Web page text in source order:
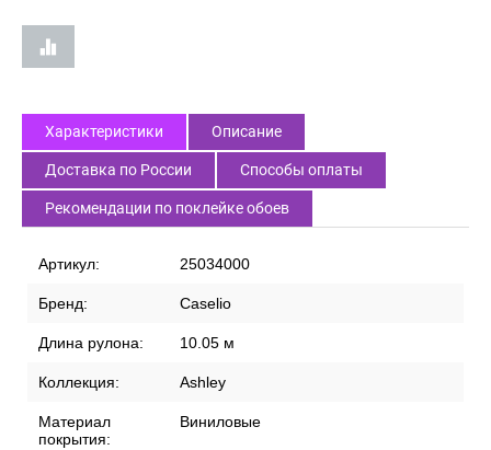
Характеристики Описание
Доставка по России Способы оплаты
Рекомендации по поклейке обоев
Артикул: 25034000
Бренд: Caselio
Длина рулона: 10.05 м
Коллекция: Ashley
Материал
покрытия:
Виниловые